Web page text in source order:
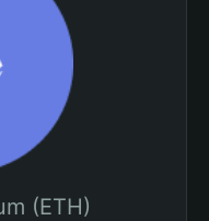
(ETH)